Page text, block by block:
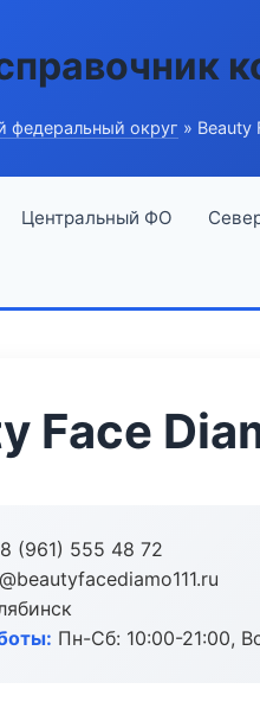
федеральный округ » Beauty
Центральный ФО
Face
8 (961) 555 48 72
Пн-Сб: 10:00-21:00,